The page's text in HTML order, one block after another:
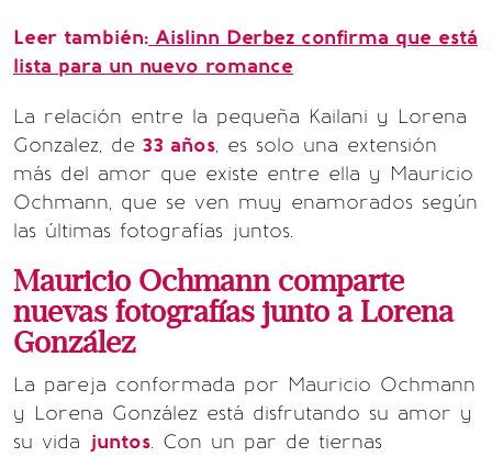
Leer también: Aislinn Derbez confirma que está
lista para un nuevo romance
La relación entre la pequeña Kailani y Lorena
Gonzalez, de 33 años, es solo una extensión
más del amor que existe entre ella y Mauricio
Ochmann, que se ven muy enamorados según
las últimas fotografías juntos.
Mauricio Ochmann comparte
nuevas fotografías junto a Lorena
González
La pareja conformada por Mauricio Ochmann
y Lorena González está disfrutando su amor y
su vida juntos. Con un par de tiernas